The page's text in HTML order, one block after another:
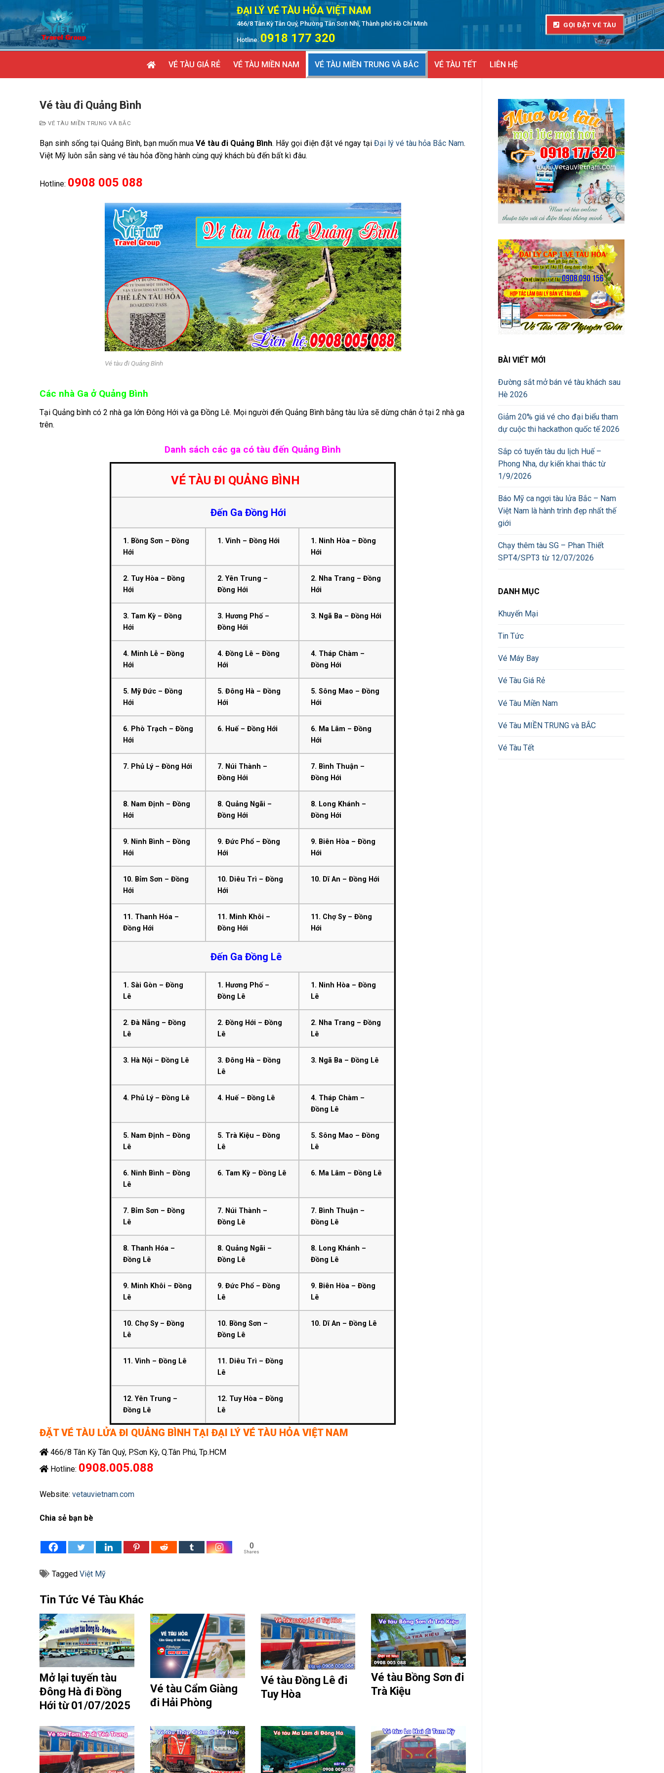
đến
nội
dung
ĐẠI LÝ VÉ TÀU HỎA VIỆT NAM
466/8 Tân Kỳ Tân Quý, Phường Tân Sơn Nhì, Thành phố Hồ Chí Minh
Hotline: 0918 177 320
GỌI ĐẶT VÉ TÀU
VÉ TÀU GIÁ RẺ VÉ TÀU MIỀN NAM VÉ TÀU MIỀN TRUNG VÀ BẮC VÉ TÀU TẾT LIÊN HỆ
Vé tàu đi Quảng Bình
VÉ TÀU MIỀN TRUNG VÀ BẮC
Bạn sinh sống tại Quảng Bình, bạn muốn mua Vé tàu đi Quảng Bình. Hãy gọi điện đặt vé ngay tại Đại lý vé tàu hỏa Bắc Nam.
Việt Mỹ luôn sẵn sàng vé tàu hỏa đồng hành cùng quý khách bù đến bất kì đâu.
Hotline: 0908 005 088
Vé tàu đi Quảng Bình
Các nhà Ga ở Quảng Bình
Tại Quảng bình có 2 nhà ga lớn Đông Hới và ga Đồng Lê. Mọi người đến Quảng Bình bằng tàu lửa sẽ dừng chân ở tại 2 nhà ga
trên.
Danh sách các ga có tàu đến Quảng Bình
VÉ TÀU ĐI QUẢNG BÌNH
Đến Ga Đồng Hới
1. Bồng Sơn – Đồng
Hới
1. Vinh – Đồng Hới
1. Ninh Hòa – Đồng
Hới
2. Tuy Hòa – Đồng
Hới
2. Yên Trung –
Đồng Hới
2. Nha Trang – Đồng
Hới
3. Tam Kỳ – Đồng
Hới
3. Hương Phố –
Đồng Hới
3. Ngã Ba – Đồng Hới
4. Minh Lễ – Đồng
Hới
4. Đồng Lê – Đồng
Hới
4. Tháp Chàm –
Đồng Hới
5. Mỹ Đức – Đồng
Hới
5. Đông Hà – Đồng
Hới
5. Sông Mao – Đồng
Hới
6. Phò Trạch – Đồng
Hới
6. Huế – Đồng Hới
6. Ma Lâm – Đồng
Hới
7. Phủ Lý – Đồng Hới
7. Núi Thành –
Đồng Hới
7. Bình Thuận –
Đồng Hới
8. Nam Định – Đồng
Hới
8. Quảng Ngãi –
Đồng Hới
8. Long Khánh –
Đồng Hới
9. Ninh Bình – Đồng
Hới
9. Đức Phổ – Đồng
Hới
9. Biên Hòa – Đồng
Hới
10. Bỉm Sơn – Đồng
Hới
10. Diêu Trì – Đồng
Hới
10. Dĩ An – Đồng Hới
11. Thanh Hóa –
Đồng Hới
11. Minh Khôi –
Đồng Hới
11. Chợ Sy – Đồng
Hới
Đến Ga Đồng Lê
1. Sài Gòn – Đồng
Lê
1. Hương Phố –
Đồng Lê
1. Ninh Hòa – Đồng
Lê
2. Đà Nẵng – Đồng
Lê
2. Đồng Hới – Đồng
Lê
2. Nha Trang – Đồng
Lê
3. Hà Nội – Đồng Lê
3. Đông Hà – Đồng
Lê
3. Ngã Ba – Đồng Lê
4. Phủ Lý – Đồng Lê 4. Huế – Đồng Lê
4. Tháp Chàm –
Đồng Lê
5. Nam Định – Đồng
Lê
5. Trà Kiệu – Đồng
Lê
5. Sông Mao – Đồng
Lê
6. Ninh Bình – Đồng
Lê
6. Tam Kỳ – Đồng Lê 6. Ma Lâm – Đồng Lê
7. Bỉm Sơn – Đồng
Lê
7. Núi Thành –
Đồng Lê
7. Bình Thuận –
Đồng Lê
8. Thanh Hóa –
Đồng Lê
8. Quảng Ngãi –
Đồng Lê
8. Long Khánh –
Đồng Lê
9. Minh Khôi – Đồng
Lê
9. Đức Phổ – Đồng
Lê
9. Biên Hòa – Đồng
Lê
10. Chợ Sy – Đồng
Lê
10. Bồng Sơn –
Đồng Lê
10. Dĩ An – Đồng Lê
11. Vinh – Đồng Lê
11. Diêu Trì – Đồng
Lê
12. Yên Trung –
Đồng Lê
12. Tuy Hòa – Đồng
Lê
ĐẶT VÉ TÀU LỬA ĐI QUẢNG BÌNH TẠI ĐẠI LÝ VÉ TÀU HỎA VIỆT NAM
466/8 Tân Kỳ Tân Quý, P.Sơn Kỳ, Q.Tân Phú, Tp.HCM
Hotline: 0908.005.088
Website: vetauvietnam.com
Chia sẻ bạn bè
0
Shares
Tagged Việt Mỹ
Tin Tức Vé Tàu Khác
Mở lại tuyến tàu
Đông Hà đi Đồng
Hới từ 01/07/2025
Vé tàu Cẩm Giàng
đi Hải Phòng
Vé tàu Đồng Lê đi
Tuy Hòa
Vé tàu Bồng Sơn đi
Trà Kiệu
BÀI VIẾT MỚI
Đường sắt mở bán vé tàu khách sau
Hè 2026
Giảm 20% giá vé cho đại biểu tham
dự cuộc thi hackathon quốc tế 2026
Sắp có tuyến tàu du lịch Huế –
Phong Nha, dự kiến khai thác từ
1/9/2026
Báo Mỹ ca ngợi tàu lửa Bắc – Nam
Việt Nam là hành trình đẹp nhất thế
giới
Chạy thêm tàu SG – Phan Thiết
SPT4/SPT3 từ 12/07/2026
DANH MỤC
Khuyến Mại
Tin Tức
Vé Máy Bay
Vé Tàu Giá Rẻ
Vé Tàu Miền Nam
Vé Tàu MIỀN TRUNG và BẮC
Vé Tàu Tết